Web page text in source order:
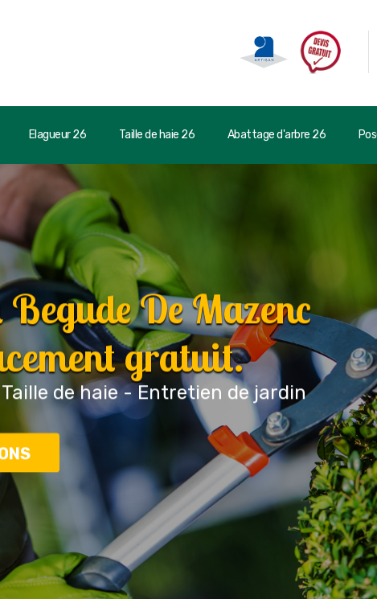
Elagueur 26 Taille de haie 26 Abattage d'arbre 26
De Mazenc
gratuit.
de haie - Entretien de jardin